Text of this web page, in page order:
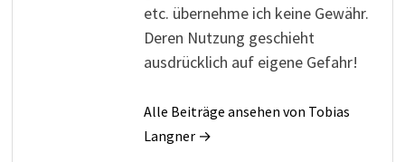
etc. übernehme ich keine Gewähr.
Deren Nutzung geschieht
ausdrücklich auf eigene Gefahr!
Alle Beiträge ansehen von Tobias
Langner →